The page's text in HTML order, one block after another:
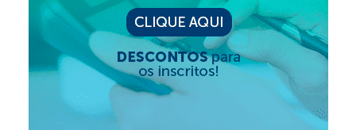
Reserva de auditório
Notícias
Ouvidoria
Contatos